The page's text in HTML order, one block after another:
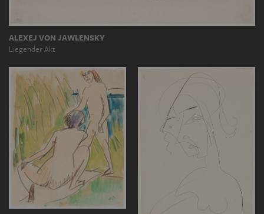
ALEXEJ VON JAWLENSKY
Liegender Akt